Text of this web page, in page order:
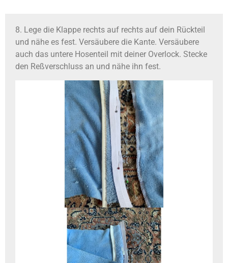
8. Lege die Klappe rechts auf rechts auf dein Rückteil
und nähe es fest. Versäubere die Kante. Versäubere
auch das untere Hosenteil mit deiner Overlock. Stecke
den Reßverschluss an und nähe ihn fest.